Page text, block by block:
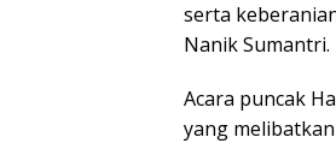
serta
Nanik Sumantri.
Acara puncak
yang